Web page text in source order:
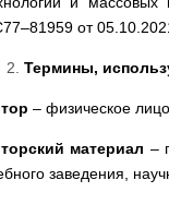
от
Термины,
– физическое
материал –
заведения,